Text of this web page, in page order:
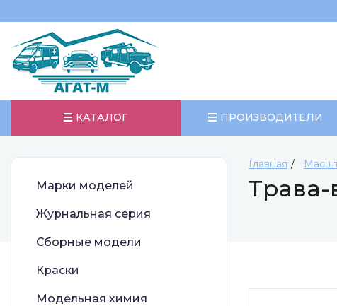
КАТАЛОГ ПРОИЗВОДИТЕЛИ
Марки моделей
Журнальная серия
Сборные модели
Краски
Модельная химия
Главная
Трава-